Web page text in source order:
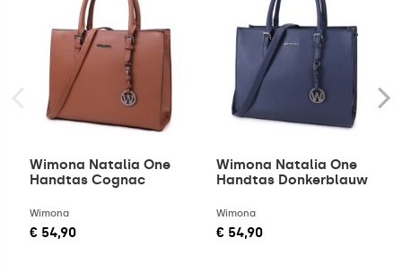
Wimona Natalia One
Handtas Cognac
Wimona
€ 54,90
Wimona Natalia One
Handtas Donkerblauw
Wimona
€ 54,90